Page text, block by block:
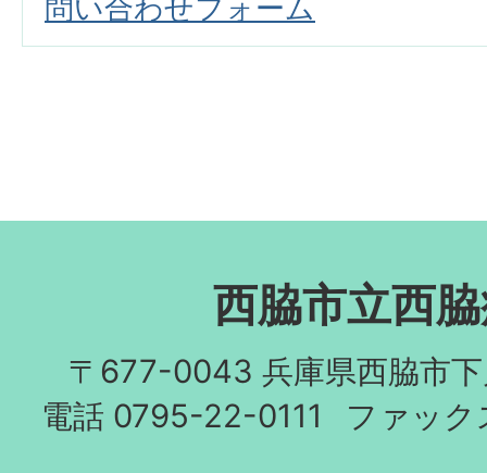
問い合わせフォーム
西脇市立西
〒677-0043 兵庫県西脇市
電話 0795-22-0111
ファッ